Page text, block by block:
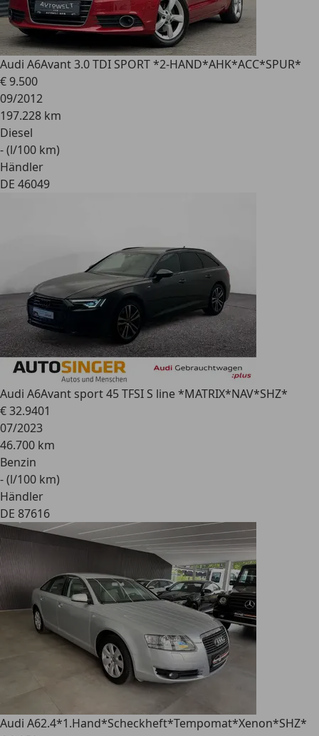
Audi A6Avant 3.0 TDI SPORT *2-HAND*AHK*ACC*SPUR*
€ 9.500
09/2012
197.228 km
Diesel
- (l/100 km)
Händler
DE 46049
Audi A6Avant sport 45 TFSI S line *MATRIX*NAV*SHZ*
€ 32.9401
07/2023
46.700 km
Benzin
- (l/100 km)
Händler
DE 87616
Audi A62.4*1.Hand*Scheckheft*Tempomat*Xenon*SHZ*